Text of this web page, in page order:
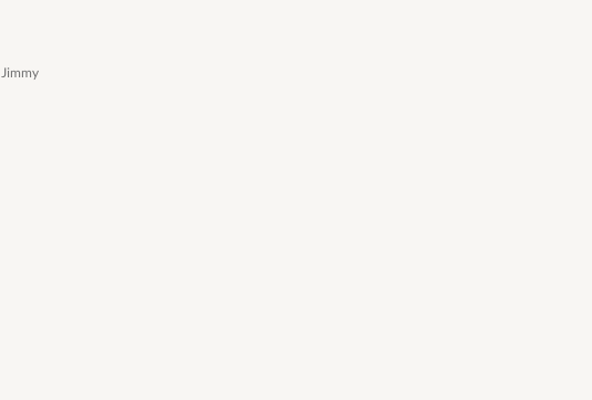
Jimmy